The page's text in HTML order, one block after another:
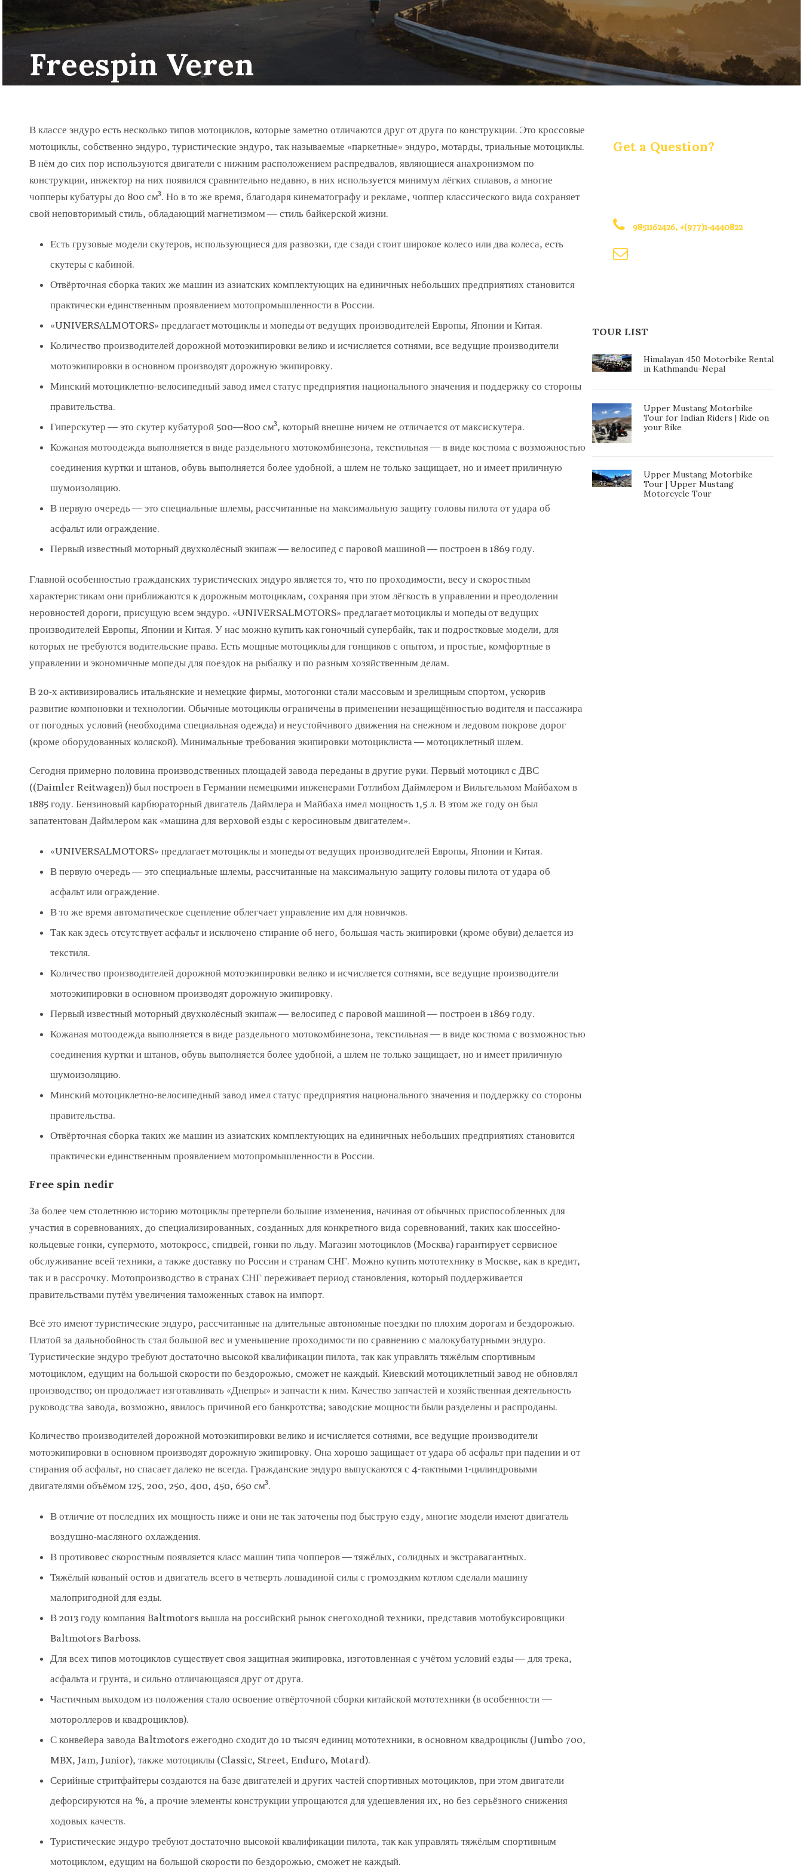
Freespin Veren
В классе эндуро есть несколько типов мотоциклов, которые заметно отличаются друг от друга по конструкции. Это кроссовые
мотоциклы, собственно эндуро, туристические эндуро, так называемые «паркетные» эндуро, мотарды, триальные мотоциклы.
В нём до сих пор используются двигатели с нижним расположением распредвалов, являющиеся анахронизмом по
конструкции, инжектор на них появился сравнительно недавно, в них используется минимум лёгких сплавов, а многие
чопперы кубатуры до 800 см³. Но в то же время, благодаря кинематографу и рекламе, чоппер классического вида сохраняет
свой неповторимый стиль, обладающий магнетизмом — стиль байкерской жизни.
Есть грузовые модели скутеров, использующиеся для развозки, где сзади стоит широкое колесо или два колеса, есть
скутеры с кабиной.
Отвёрточная сборка таких же машин из азиатских комплектующих на единичных небольших предприятиях становится
практически единственным проявлением мотопромышленности в России.
«UNIVERSALMOTORS» предлагает мотоциклы и мопеды от ведущих производителей Европы, Японии и Китая.
Количество производителей дорожной мотоэкипировки велико и исчисляется сотнями, все ведущие производители
мотоэкипировки в основном производят дорожную экипировку.
Минский мотоциклетно-велосипедный завод имел статус предприятия национального значения и поддержку со стороны
правительства.
Гиперскутер — это скутер кубатурой 500—800 см³, который внешне ничем не отличается от максискутера.
Кожаная мотоодежда выполняется в виде раздельного мотокомбинезона, текстильная — в виде костюма с возможностью
соединения куртки и штанов, обувь выполняется более удобной, а шлем не только защищает, но и имеет приличную
шумоизоляцию.
В первую очередь — это специальные шлемы, рассчитанные на максимальную защиту головы пилота от удара об
асфальт или ограждение.
Первый известный моторный двухколёсный экипаж — велосипед с паровой машиной — построен в 1869 году.
Главной особенностью гражданских туристических эндуро является то, что по проходимости, весу и скоростным
характеристикам они приближаются к дорожным мотоциклам, сохраняя при этом лёгкость в управлении и преодолении
неровностей дороги, присущую всем эндуро. «UNIVERSALMOTORS» предлагает мотоциклы и мопеды от ведущих
производителей Европы, Японии и Китая. У нас можно купить как гоночный супербайк, так и подростковые модели, для
которых не требуются водительские права. Есть мощные мотоциклы для гонщиков с опытом, и простые, комфортные в
управлении и экономичные мопеды для поездок на рыбалку и по разным хозяйственным делам.
В 20-х активизировались итальянские и немецкие фирмы, мотогонки стали массовым и зрелищным спортом, ускорив
развитие компоновки и технологии. Обычные мотоциклы ограничены в применении незащищённостью водителя и пассажира
от погодных условий (необходима специальная одежда) и неустойчивого движения на снежном и ледовом покрове дорог
(кроме оборудованных коляской). Минимальные требования экипировки мотоциклиста — мотоциклетный шлем.
Сегодня примерно половина производственных площадей завода переданы в другие руки. Первый мотоцикл с ДВС
((Daimler Reitwagen)) был построен в Германии немецкими инженерами Готлибом Даймлером и Вильгельмом Майбахом в
1885 году. Бензиновый карбюраторный двигатель Даймлера и Майбаха имел мощность 1,5 л. В этом же году он был
запатентован Даймлером как «машина для верховой езды с керосиновым двигателем».
«UNIVERSALMOTORS» предлагает мотоциклы и мопеды от ведущих производителей Европы, Японии и Китая.
В первую очередь — это специальные шлемы, рассчитанные на максимальную защиту головы пилота от удара об
асфальт или ограждение.
В то же время автоматическое сцепление облегчает управление им для новичков.
Так как здесь отсутствует асфальт и исключено стирание об него, большая часть экипировки (кроме обуви) делается из
текстиля.
Количество производителей дорожной мотоэкипировки велико и исчисляется сотнями, все ведущие производители
мотоэкипировки в основном производят дорожную экипировку.
Первый известный моторный двухколёсный экипаж — велосипед с паровой машиной — построен в 1869 году.
Кожаная мотоодежда выполняется в виде раздельного мотокомбинезона, текстильная — в виде костюма с возможностью
соединения куртки и штанов, обувь выполняется более удобной, а шлем не только защищает, но и имеет приличную
шумоизоляцию.
Минский мотоциклетно-велосипедный завод имел статус предприятия национального значения и поддержку со стороны
правительства.
Отвёрточная сборка таких же машин из азиатских комплектующих на единичных небольших предприятиях становится
практически единственным проявлением мотопромышленности в России.
Free spin nedir
За более чем столетнюю историю мотоциклы претерпели большие изменения, начиная от обычных приспособленных для
участия в соревнованиях, до специализированных, созданных для конкретного вида соревнований, таких как шоссейно-
кольцевые гонки, супермото, мотокросс, спидвей, гонки по льду. Магазин мотоциклов (Москва) гарантирует сервисное
обслуживание всей техники, а также доставку по России и странам СНГ. Можно купить мототехнику в Москве, как в кредит,
так и в рассрочку. Мотопроизводство в странах СНГ переживает период становления, который поддерживается
правительствами путём увеличения таможенных ставок на импорт.
Всё это имеют туристические эндуро, рассчитанные на длительные автономные поездки по плохим дорогам и бездорожью.
Платой за дальнобойность стал большой вес и уменьшение проходимости по сравнению с малокубатурными эндуро.
Туристические эндуро требуют достаточно высокой квалификации пилота, так как управлять тяжёлым спортивным
мотоциклом, едущим на большой скорости по бездорожью, сможет не каждый. Киевский мотоциклетный завод не обновлял
производство; он продолжает изготавливать «Днепры» и запчасти к ним. Качество запчастей и хозяйственная деятельность
руководства завода, возможно, явилось причиной его банкротства; заводские мощности были разделены и распроданы.
Количество производителей дорожной мотоэкипировки велико и исчисляется сотнями, все ведущие производители
мотоэкипировки в основном производят дорожную экипировку. Она хорошо защищает от удара об асфальт при падении и от
стирания об асфальт, но спасает далеко не всегда. Гражданские эндуро выпускаются с 4-тактными 1-цилиндровыми
двигателями объёмом 125, 200, 250, 400, 450, 650 см³.
В отличие от последних их мощность ниже и они не так заточены под быструю езду, многие модели имеют двигатель
воздушно-масляного охлаждения.
В противовес скоростным появляется класс машин типа чопперов — тяжёлых, солидных и экстравагантных.
Тяжёлый кованый остов и двигатель всего в четверть лошадиной силы с громоздким котлом сделали машину
малопригодной для езды.
В 2013 году компания Baltmotors вышла на российский рынок снегоходной техники, представив мотобуксировщики
Baltmotors Barboss.
Для всех типов мотоциклов существует своя защитная экипировка, изготовленная с учётом условий езды — для трека,
асфальта и грунта, и сильно отличающаяся друг от друга.
Частичным выходом из положения стало освоение отвёрточной сборки китайской мототехники (в особенности —
мотороллеров и квадроциклов).
С конвейера завода Baltmotors ежегодно сходит до 10 тысяч единиц мототехники, в основном квадроциклы (Jumbo 700,
MBX, Jam, Junior), также мотоциклы (Classic, Street, Enduro, Motard).
Серийные стритфайтеры создаются на базе двигателей и других частей спортивных мотоциклов, при этом двигатели
дефорсируются на %, а прочие элементы конструкции упрощаются для удешевления их, но без серьёзного снижения
ходовых качеств.
Туристические эндуро требуют достаточно высокой квалификации пилота, так как управлять тяжёлым спортивным
мотоциклом, едущим на большой скорости по бездорожью, сможет не каждый.
Get a Question?
9851162426, +(977)1-4440822
TOUR LIST
Himalayan 450 Motorbike Rental
in Kathmandu-Nepal
Upper Mustang Motorbike
Tour for Indian Riders | Ride on
your Bike
Upper Mustang Motorbike
Tour | Upper Mustang
Motorcycle Tour